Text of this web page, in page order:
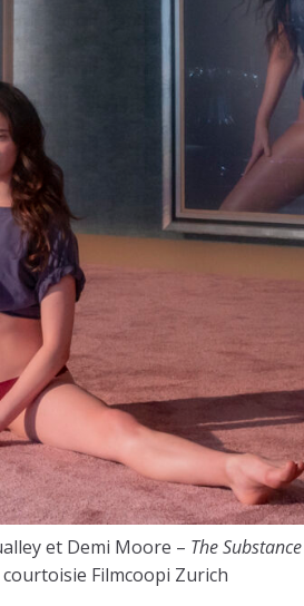
et Demi Moore – The Substance
Filmcoopi Zurich